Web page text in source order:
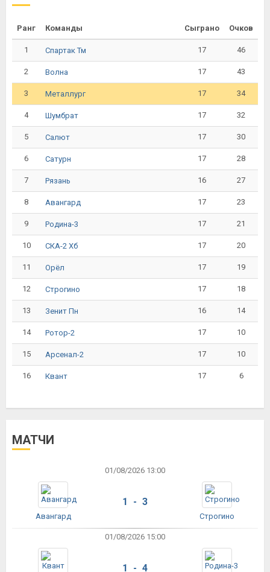
Ранг Команды Сыграно Очков
1 Спартак Тм 17 46
2 Волна 17 43
3 Металлург 17 34
4 Шумбрат 17 32
5 Салют 17 30
6 Сатурн 17 28
7 Рязань 16 27
8 Авангард 17 23
9 Родина-3 17 21
10 СКА-2 Хб 17 20
11 Орёл 17 19
12 Строгино 17 18
13 Зенит Пн 16 14
14 Ротор-2 17 10
15 Арсенал-2 17 10
16 Квант 17 6
МАТЧИ
01/08/2026 13:00
Авангард
1 - 3
Строгино
01/08/2026 15:00
1 - 4